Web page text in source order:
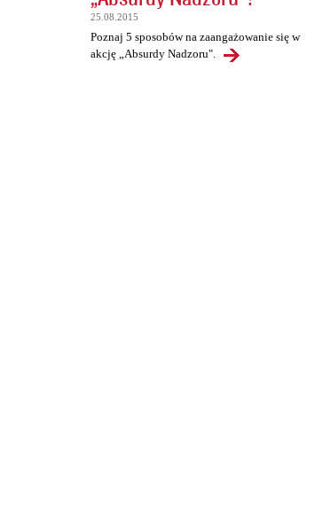
25.08.2015
Poznaj 5 sposobów na zaangażowanie się w
akcję „Absurdy Nadzoru".